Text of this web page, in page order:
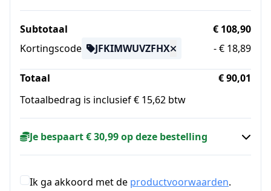
Subtotaal
€ 108,90
Kortingscode
JFKIMWUVZFHX - € 18,89
Totaal
€ 90,01
Totaalbedrag is inclusief € 15,62 btw
Je bespaart € 30,99 op deze bestelling
Ik ga akkoord met de productvoorwaarden.